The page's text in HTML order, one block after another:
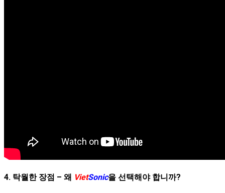
4. 탁월한 장점 – 왜 VietSonic을 선택해야 합니까?